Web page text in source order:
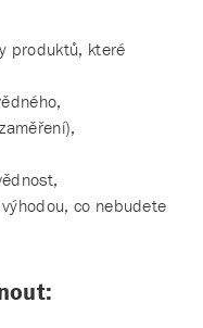
produktů, které
co nebudete